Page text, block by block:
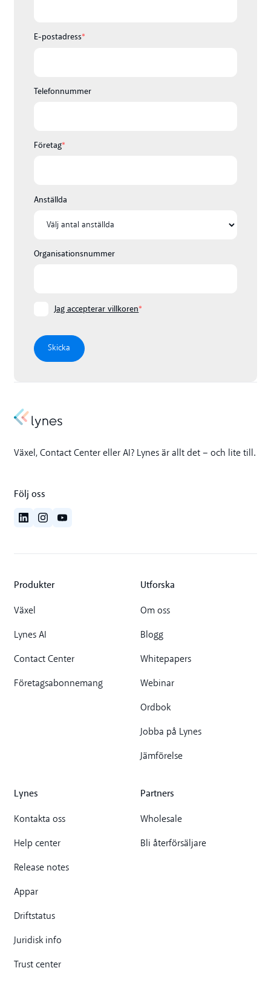
E-postadress*
Telefonnummer
Företag*
Anställda
Organisationsnummer
Jag accepterar villkoren*
Växel, Contact Center eller AI? Lynes är allt det – och lite till.
Följ oss
Produkter
Växel
Lynes AI
Contact Center
Företagsabonnemang
Utforska
Om oss
Blogg
Whitepapers
Webinar
Ordbok
Jobba på Lynes
Jämförelse
Lynes
Kontakta oss
Help center
Release notes
Appar
Driftstatus
Juridisk info
Trust center
Partners
Wholesale
Bli återförsäljare